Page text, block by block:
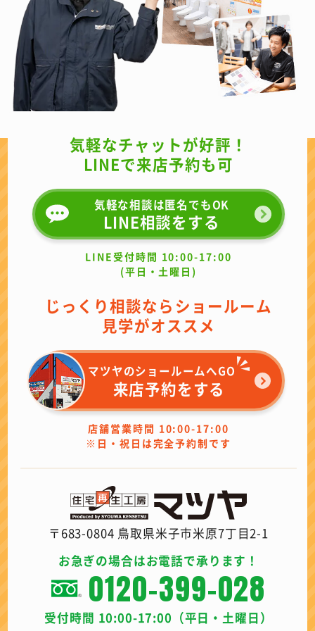
気軽なチャットが好評！
LINEで来店予約も可
気軽な相談は匿名でもOK
LINE相談をする
LINE受付時間 10:00-17:00
(平日・土曜日)
じっくり相談ならショールーム
見学がオススメ
マツヤのショールームへGO
来店予約をする
店舗営業時間 10:00-17:00
※日・祝日は完全予約制です
〒683-0804 鳥取県米子市米原7丁目2-1
お急ぎの場合はお電話で承ります！
0120-399-028
受付時間 10:00-17:00（平日・土曜日）